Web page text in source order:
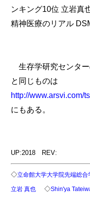
ンキング10位 立岩真
精神医療のリアル
生存学研究センタ
と同じものは
http://www.arsvi.com/
にもある。
UP:2018 REV:
◇立命館大学大学院先端総合
立岩 真也 ◇Shin'ya